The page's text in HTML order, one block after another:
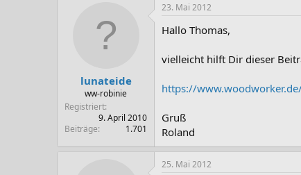
lunateide
ww-robinie
Registriert
9. April 2010
Beiträge
1.701
23. Mai 2012
Hallo Thomas,
vielleicht hilft Dir dieser
https://
Gruß
Roland
25. Mai 2012